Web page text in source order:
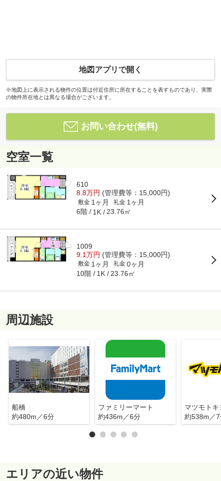
地図アプリで開く
※地図上に表示される物件の位置は付近住所に所在することを表すものであり、実際
の物件所在地とは異なる場合がございます。
お問い合わせ(無料)
空室一覧
610
8.8万円 (管理費等：15,000円)
敷金 1ヶ月 礼金 1ヶ月
6階 1K 23.76㎡
1009
9.1万円 (管理費等：15,000円)
敷金 1ヶ月 礼金 0ヶ月
10階 1K 23.76㎡
周辺施設
船橋
約480m／6分
ファミリーマート
約436m／6分
マツモトキ
約538m／
エリアの近い物件